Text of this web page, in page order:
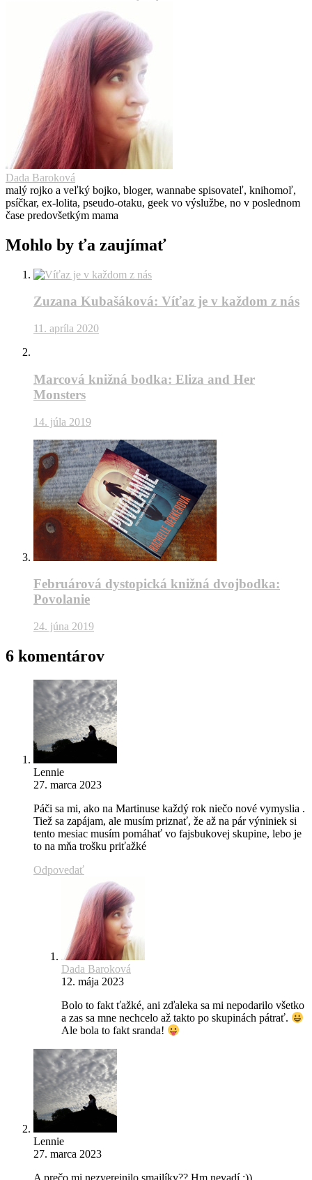
Dada Baroková
malý rojko a veľký bojko, bloger, wannabe spisovateľ, knihomoľ,
psíčkar, ex-lolita, pseudo-otaku, geek vo výslužbe, no v poslednom
čase predovšetkým mama
Mohlo by ťa zaujímať
Zuzana Kubašáková: Víťaz je v každom z nás
11. apríla 2020
Marcová knižná bodka: Eliza and Her
Monsters
14. júla 2019
Februárová dystopická knižná dvojbodka:
Povolanie
24. júna 2019
6 komentárov
Lennie
27. marca 2023
Páči sa mi, ako na Martinuse každý rok niečo nové vymyslia .
Tiež sa zapájam, ale musím priznať, že až na pár výniniek si
tento mesiac musím pomáhať vo fajsbukovej skupine, lebo je
to na mňa trošku priťažké
Odpovedať
Dada Baroková
12. mája 2023
Bolo to fakt ťažké, ani zďaleka sa mi nepodarilo všetko
a zas sa mne nechcelo až takto po skupinách pátrať.
Ale bola to fakt sranda!
Lennie
27. marca 2023
A prečo mi nezverejnilo smajlíky?? Hm nevadí :))